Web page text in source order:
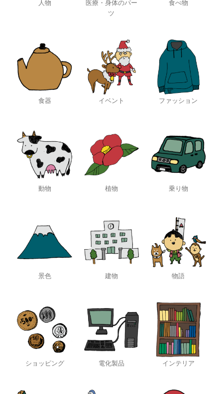
人物
医療・身体のパー
ツ
食べ物
食器 イベント ファッション
動物 植物 乗り物
景色 建物 物語
ショッピング 電化製品 インテリア